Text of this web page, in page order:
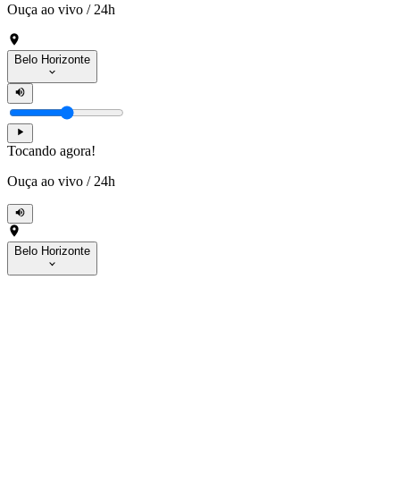
Ouça ao vivo / 24h
Belo Horizonte
Tocando agora!
Ouça ao vivo / 24h
Belo Horizonte